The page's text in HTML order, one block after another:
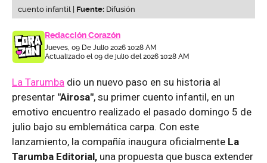
cuento infantil | Fuente: Difusión
Redacción Corazón
Jueves, 09 De Julio 2026 10:28 AM
Actualizado el 09 de julio del 2026 10:28 AM
La Tarumba dio un nuevo paso en su historia al
presentar "Airosa", su primer cuento infantil, en un
emotivo encuentro realizado el pasado domingo 5 de
julio bajo su emblemática carpa. Con este
lanzamiento, la compañía inaugura oficialmente La
Tarumba Editorial, una propuesta que busca extender